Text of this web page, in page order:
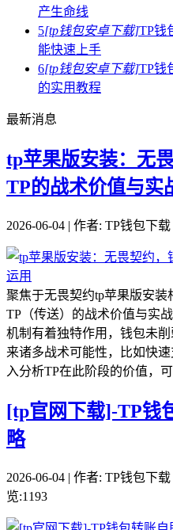
产生命线
5[tp钱包安卓下载]TP钱
能快速上手
6[tp钱包安卓下载]TP钱
的实用教程
最新消息
tp苹果版安装：无
TP的战术价值与实
2026-06-04 | 作者: TP钱包下载
聚焦于无畏契约tp苹果版安
TP（传送）的战术价值与实
机制有着独特作用，钱包未
来诸多战术可能性，比如快
入分析TP在此阶段的价值，
[tp官网下载]-TP钱
略
2026-06-04 | 作者: TP钱包下载
览:1193